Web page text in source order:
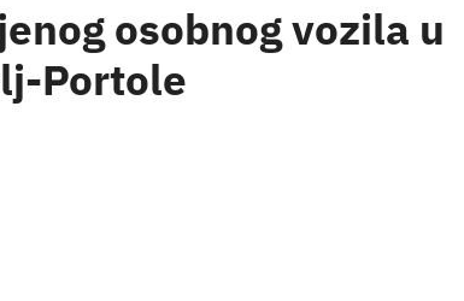
osobnog vozila u
Portole